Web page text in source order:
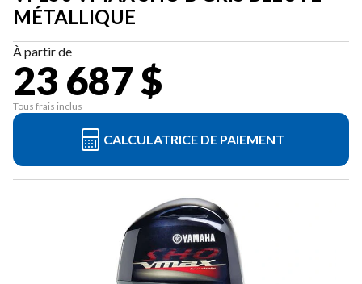
MÉTALLIQUE
À partir de
23 687 $
Tous frais inclus
CALCULATRICE DE PAIEMENT